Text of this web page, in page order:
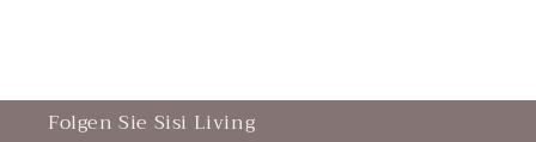
Folgen Sie Sisi Living